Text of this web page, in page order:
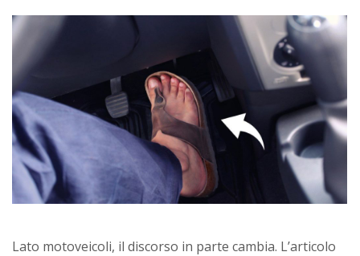
Lato motoveicoli, il discorso in parte cambia. L’articolo